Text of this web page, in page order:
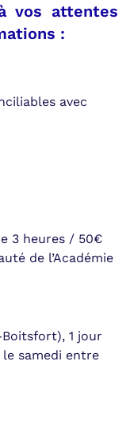
vos attentes
:
avec
3 heures / 50€
de l’Académie
1 jour
le samedi entre